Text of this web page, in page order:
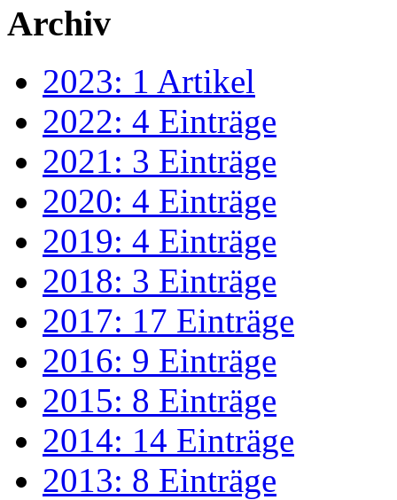
Archiv
2023: 1 Artikel
2022: 4 Einträge
2021: 3 Einträge
2020: 4 Einträge
2019: 4 Einträge
2018: 3 Einträge
2017: 17 Einträge
2016: 9 Einträge
2015: 8 Einträge
2014: 14 Einträge
2013: 8 Einträge